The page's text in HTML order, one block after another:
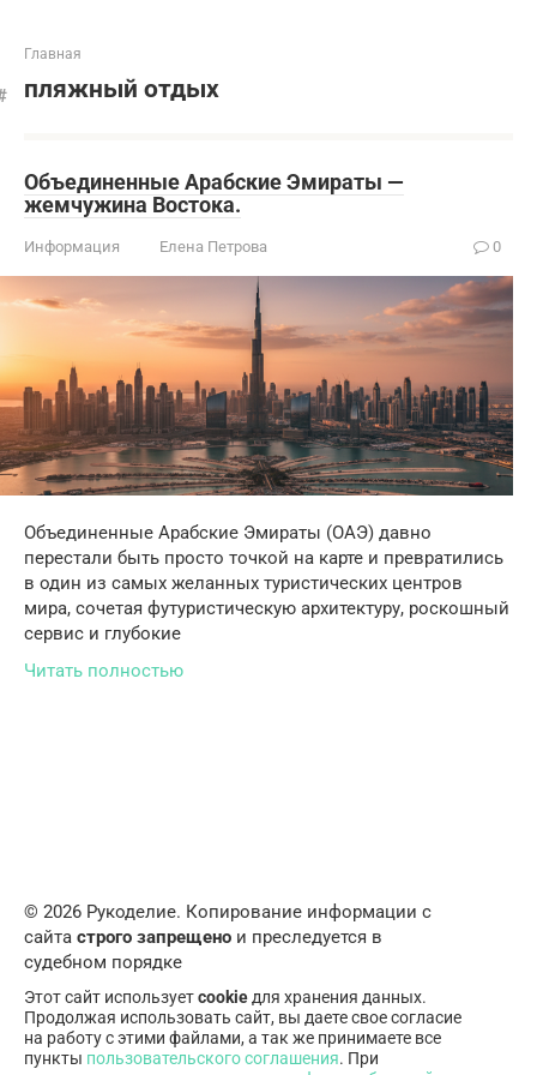
Главная
пляжный отдых
Объединенные Арабские Эмираты —
жемчужина Востока.
Информация Елена Петрова 0
Объединенные Арабские Эмираты (ОАЭ) давно
перестали быть просто точкой на карте и превратились
в один из самых желанных туристических центров
мира, сочетая футуристическую архитектуру, роскошный
сервис и глубокие
Читать полностью
© 2026 Рукоделие. Копирование информации с
сайта строго запрещено и преследуется в
судебном порядке
Этот сайт используетcookieдля хранения данных.
Продолжая использовать сайт, вы даете свое согласие
на работу с этими файлами, а так же принимаете все
пункты пользовательского соглашения. При